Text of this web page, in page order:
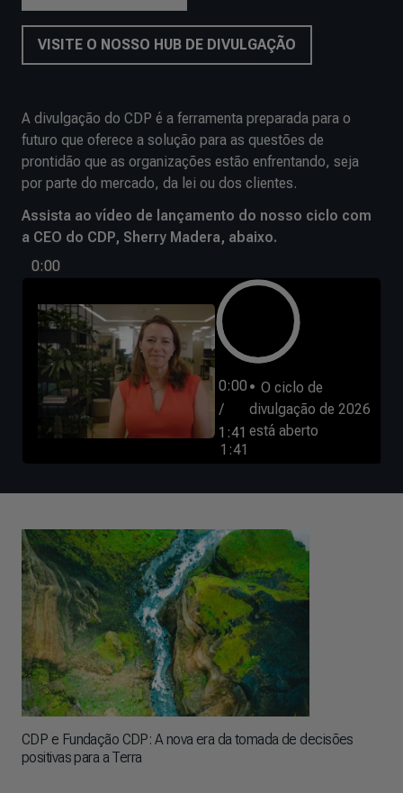
VISITE O NOSSO HUB DE DIVULGAÇÃO
A divulgação do CDP é a ferramenta preparada para o
futuro que oferece a solução para as questões de
prontidão que as organizações estão enfrentando, seja
por parte do mercado, da lei ou dos clientes.
Assista ao vídeo de lançamento do nosso ciclo com
a CEO do CDP, Sherry Madera, abaixo.
0:00
/
1:41
O ciclo de
divulgação de 2026
está aberto
0:00
1:41
CDP e Fundação CDP: A nova era da tomada de decisões
positivas para a Terra